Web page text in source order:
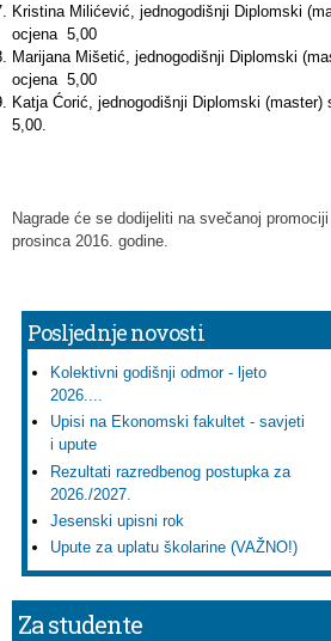
Kristina Milićević, jednogodišnji Diplomski
ocjena 5,00
Marijana Mišetić, jednogodišnji Diplomski
ocjena 5,00
Katja Ćorić, jednogodišnji Diplomski
5,00.
Nagrade će se dodijeliti na svečanoj
prosinca 2016. godine.
Posljednje novosti
Kolektivni godišnji odmor - ljeto
2026....
Upisi na Ekonomski fakultet - savjeti
i upute
Rezultati razredbenog postupka za
2026./2027.
Jesenski upisni rok
Upute za uplatu školarine (VAŽNO!)
Za studente